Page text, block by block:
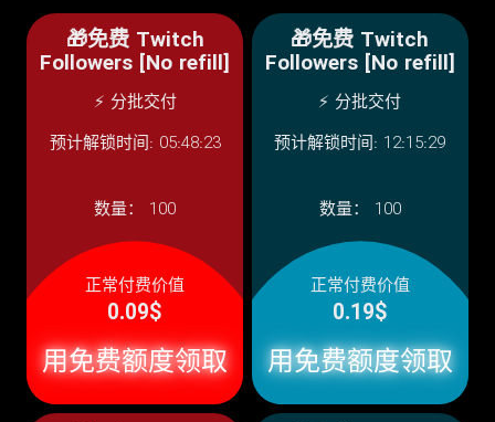
🎁免费 Twitch
Followers [No refill]
⚡ 分批交付
预计解锁时间: 05:48:23
数量： 100
正常付费价值
0.09$
用免费额度领取
🎁免费 Twitch
Followers [No refill]
⚡ 分批交付
预计解锁时间: 12:15:29
数量： 100
正常付费价值
0.19$
用免费额度领取